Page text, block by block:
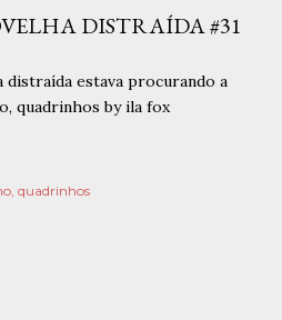
DISTRAÍDA #31
quadrinhos